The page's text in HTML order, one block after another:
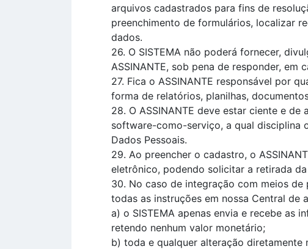
arquivos cadastrados para fins de
preenchimento de formulários, localizar
dados.
26. O SISTEMA não poderá fornecer,
ASSINANTE, sob pena de responder, em
27. Fica o ASSINANTE responsável por
forma de relatórios, planilhas,
28. O ASSINANTE deve estar ciente e
software-como-serviço, a qual disciplina
Dados Pessoais.
29. Ao preencher o cadastro, o
eletrônico, podendo solicitar a retirada
30. No caso de integração com meios
todas as instruções em nossa Central de
a) o SISTEMA apenas envia e recebe as
retendo nenhum valor monetário;
b) toda e qualquer alteração diretamente